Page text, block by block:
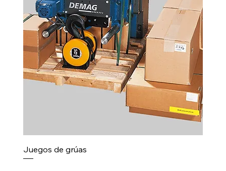
Juegos de grúas